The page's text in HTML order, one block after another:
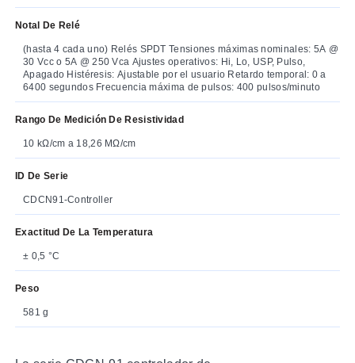
Notal De Relé
(hasta 4 cada uno) Relés SPDT Tensiones máximas nominales: 5A @
30 Vcc o 5A @ 250 Vca Ajustes operativos: Hi, Lo, USP, Pulso,
Apagado Histéresis: Ajustable por el usuario Retardo temporal: 0 a
6400 segundos Frecuencia máxima de pulsos: 400 pulsos/minuto
Rango De Medición De Resistividad
10 kΩ/cm a 18,26 MΩ/cm
ID De Serie
CDCN91-Controller
Exactitud De La Temperatura
± 0,5 °C
Peso
581 g